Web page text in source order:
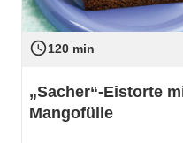
access_time120 min
Schwierigkeit
„Sacher“-Eistorte
Mangofülle